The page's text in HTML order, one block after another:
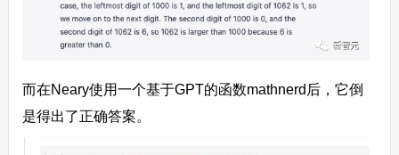
而在Neary使用一个基于GPT的函数mathnerd后，它倒
是得出了正确答案。